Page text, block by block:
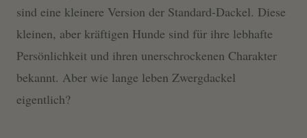
sind eine kleinere Version der Standard-Dackel. Diese
kleinen, aber kräftigen Hunde sind für ihre lebhafte
Persönlichkeit und ihren unerschrockenen Charakter
bekannt. Aber wie lange leben Zwergdackel
eigentlich?